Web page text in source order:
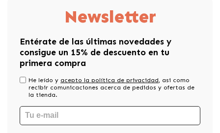
Newsletter
Entérate de las últimas novedades y
consigue un 15% de descuento en tu
primera compra
He leído y acepto la política de privacidad, asi como
recibir comunicaciones acerca de pedidos y ofertas de
la tienda.